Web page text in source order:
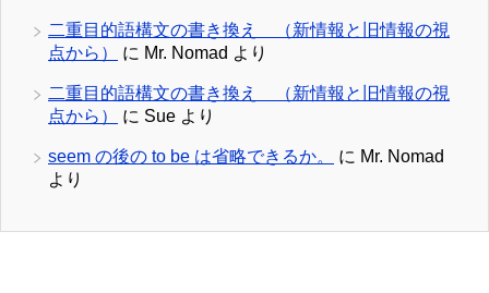
二重目的語構文の書き換え （新情報と旧情報の視
点から）
に Mr. Nomad より
二重目的語構文の書き換え （新情報と旧情報の視
点から）
に Sue より
seem の後の to be は省略できるか。 に Mr. Nomad
より